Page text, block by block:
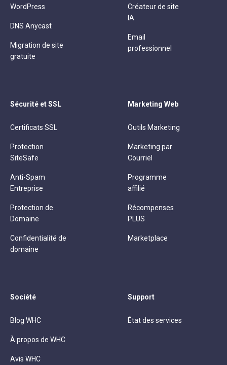
WordPress
DNS Anycast
Migration de site
gratuite
Créateur de site
IA
Email
professionnel
Sécurité et SSL
Certificats SSL
Protection
SiteSafe
Anti-Spam
Entreprise
Protection de
Domaine
Confidentialité de
domaine
Marketing Web
Outils Marketing
Marketing par
Courriel
Programme
affilié
Récompenses
PLUS
Marketplace
Société
Blog WHC
À propos de WHC
Avis WHC
Support
État des services